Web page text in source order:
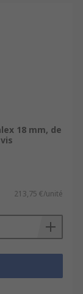
18 mm, de
213,75 €/unité